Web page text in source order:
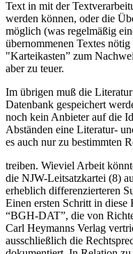
Text in mit der
werden können, oder die
möglich (was regelmäßig
übernommenen Textes
"Karteikasten” zum
aber zu teuer.
Im übrigen muß die
Datenbank gespeichert
noch kein Anbieter auf die
Abständen eine Literatur-
es auch nur zu bestimmten
treiben. Wieviel Arbeit
die NJW-Leitsatzkartei (8)
erheblich differenzierteren
Einen ersten Schritt in
“BGH-DAT”, die von
Carl Heymanns Verlag
ausschließlich die